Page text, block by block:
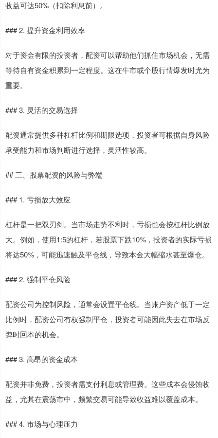
收益可达50%（扣除利息前）。
### 2. 提升资金利用效率
对于资金有限的投资者，配资可以帮助他们抓住市场机会，无需
等待自有资金积累到一定程度。这在牛市或个股行情爆发时尤为
重要。
### 3. 灵活的交易选择
配资通常提供多种杠杆比例和期限选项，投资者可根据自身风险
承受能力和市场判断进行选择，灵活性较高。
## 三、股票配资的风险与弊端
### 1. 亏损放大效应
杠杆是一把双刃剑。当市场走势不利时，亏损也会按杠杆比例放
大。例如，使用1:5的杠杆，若股票下跌10%，投资者的实际亏损
将达50%，可能迅速触及平仓线，导致本金大幅缩水甚至爆仓。
### 2. 强制平仓风险
配资公司为控制风险，通常会设置平仓线。当账户资产低于一定
比例时，配资公司有权强制平仓，投资者可能因此失去在市场反
弹时回本的机会。
### 3. 高昂的资金成本
配资并非免费，投资者需支付利息或管理费。这些成本会侵蚀收
益，尤其在震荡市中，频繁交易可能导致收益难以覆盖成本。
### 4. 市场与心理压力